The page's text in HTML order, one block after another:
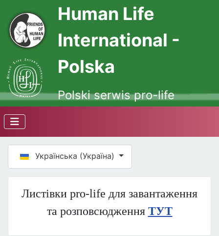
Human Life
International -
Polska
Polski serwis pro-life
Оберіть свою мову
Українська (Україна)
Листівки pro-life для завантаження
та розповсюдження ТУТ